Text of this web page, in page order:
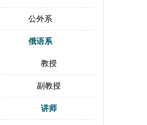
公外系
俄语系
教授
副教授
讲师